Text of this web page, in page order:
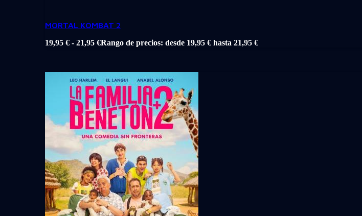
MORTAL KOMBAT 2
19,95 € - 21,95 €Rango de precios: desde 19,95 € hasta 21,95 €